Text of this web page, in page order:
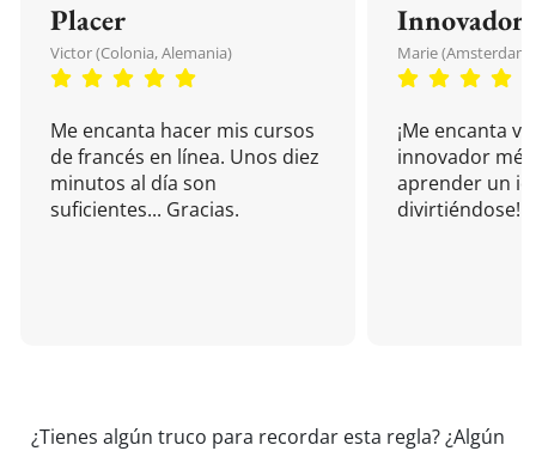
Placer
Victor (Colonia, Alemania)
Me encanta hacer mis cursos
de francés en línea. Unos diez
minutos al día son
suficientes... Gracias.
Innovador
Marie (Amsterdam,
¡Me encanta
innovador
aprender un
divirtiéndose!
¿Tienes algún truco para recordar esta regla? ¿Algún